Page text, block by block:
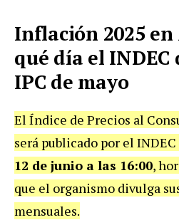
Inflación 2025
qué día el
IPC de mayo
El Índice de Precios al
será publicado por el INDEC
12 de junio a las 16:00,
que el organismo divulga
mensuales.